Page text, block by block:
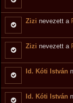
Zizi nevezett a
Zizi nevezett a
Id. Kóti István
Id. Kóti István